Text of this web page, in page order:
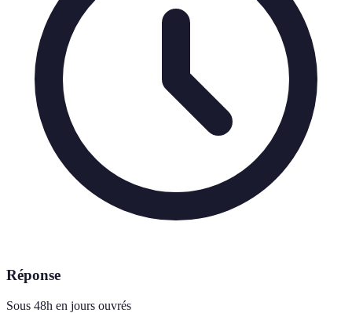
Réponse
Sous 48h en jours ouvrés